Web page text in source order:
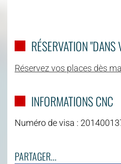
RÉSERVATION "DANS
Réservez vos places dès
INFORMATIONS CNC
Numéro de visa :
PARTAGER...